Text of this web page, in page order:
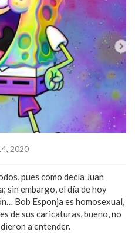
2020
pues como decía Juan
sin embargo, el día de hoy
Bob Esponja es homosexual,
de sus caricaturas, bueno, no
a entender.